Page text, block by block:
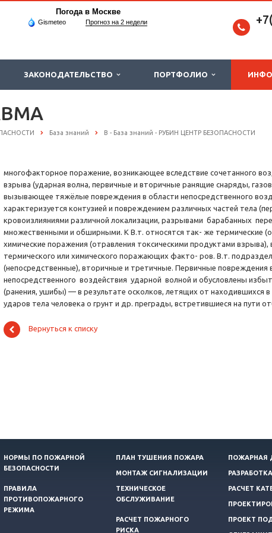
Погода в Москве
Gismeteo Прогноз на 2 недели
ЗАКОНОДАТЕЛЬСТВО ПОРТФОЛИО
База знаний В - База знаний - РУБИН ЦЕНТР БЕЗОПАСНОСТИ
многофакторное поражение, возникающее вследствие сочетанного
взрыва (ударная волна, первичные и вторичные ранящие снаряды,
вызывающее тяжёлые повреждения в области непосредственного
характеризуется контузией и повреждением различных частей тела
кровоизлияниями различной локализации, разрывами барабанных
множественными и обширными. К В.т. относятся так- же термические
химические поражения (отравления токсическими продуктами
термического или химического поражающих факто- ров. В.т.
(непосредственные), вторичные и третичные. Первичные повреждения
непосредственного воздействия ударной волной и обусловлены
(ранения, ушибы) — в результате осколков, летящих от находившихся
ударов тела человека о грунт и др. преграды, встретившиеся на пути
Вернуться к списку
НОРМЫ ПО ПОЖАРНОЙ
БЕЗОПАСНОСТИ
ПЛАН ТУШЕНИЯ ПОЖАРА ПОЖАРНАЯ
МОНТАЖ СИГНАЛИЗАЦИИ
ПРАВИЛА
ПРОТИВОПОЖАРНОГО
РЕЖИМА
ТЕХНИЧЕСКОЕ
ОБСЛУЖИВАНИЕ
РАСЧЕТ
РАСЧЕТ ПОЖАРНОГО
РИСКА
ПРОЕКТ